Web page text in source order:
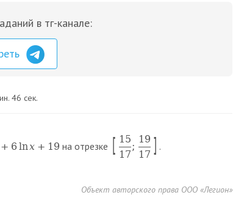
в тг-канале:
46 сек.
+ 6 ln x + 19 на отрезке [ 15
17
;
19
17 ] .
Объект авторского права ООО «Легион»